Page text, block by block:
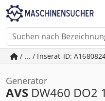
/ ... / Inserat-ID:
Generator
AVS DW460 DO2